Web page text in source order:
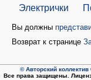
Электрички
Вы должны
Возврат к странице
© Авторский
Все права защищены.